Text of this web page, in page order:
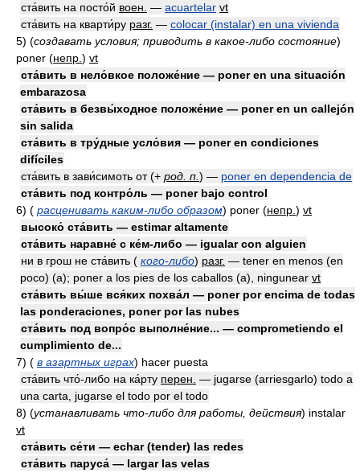
ста́вить на посто́й воен. — acuartelar vt
ста́вить на кварти́ру разг. — colocar (instalar) en una vivienda
5) (создавать условия; приводить в какое-либо состояние)
poner (непр. ) vt
ста́вить в нело́вкое положе́ние — poner en una situación
embarazosa
ста́вить в безвы́ходное положе́ние — poner en un callejón
sin salida
ста́вить в тру́дные усло́вия — poner en condiciones
difíciles
ста́вить в зави́симоть от(+ род. п. ) — poner en dependencia de
ста́вить под контро́ль — poner bajo control
6) ( расценивать каким-либо образом) poner (непр. ) vt
высоко́ ста́вить — estimar altamente
ста́вить наравне́ с ке́м-либо — igualar con alguien
ни в грош не ста́вить ( кого-либо) разг. — tener en menos (en
poco) (a); poner a los pies de los caballos (a), ningunear vt
ста́вить вы́ше вся́ких похва́л — poner por encima de todas
las ponderaciones, poner por las nubes
ста́вить под вопро́с выполне́ние... — comprometiendo el
cumplimiento de...
7) ( в азартных играх) hacer puesta
ста́вить что́-либо на ка́рту перен. — jugarse (arriesgarlo) todo a
una carta, jugarse el todo por el todo
8) (устанавливать что-либо для работы, действия) instalar
vt
ста́вить се́ти — echar (tender) las redes
ста́вить паруса́ — largar las velas